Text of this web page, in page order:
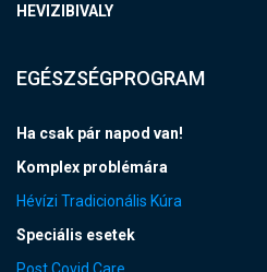
HEVIZIBIVALY
EGÉSZSÉGPROGRAM
Ha csak pár napod van!
Komplex problémára
Hévízi Tradicionális Kúra
Speciális esetek